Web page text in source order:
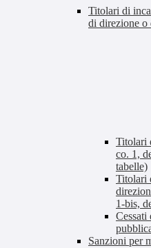
Titolari di
di direzione o
Titolari
co. 1,
tabelle)
Titolari
1-bis,
Cessati
Sanzioni per